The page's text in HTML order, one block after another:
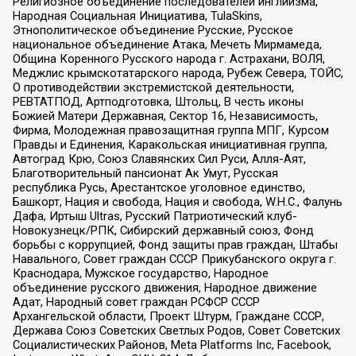
Народная Социальная Инициатива, TulaSkins,
Этнополитическое объединение Русские, Русское
национальное объединение Атака, Мечеть Мирмамеда,
Община Коренного Русского народа г. Астрахани, ВОЛЯ,
Меджлис крымскотатарского народа, Рубеж Севера, ТОЙС,
О противодействии экстремистской деятельности,
РЕВТАТПОД, Артподготовка, Штольц, В честь иконы
Божией Матери Державная, Сектор 16, Независимость,
Фирма, Молодежная правозащитная группа МПГ, Курсом
Правды и Единения, Каракольская инициативная группа,
Автоград Крю, Союз Славянских Сил Руси, Алля-Аят,
Благотворительный пансионат Ак Умут, Русская
республика Русь, Арестантское уголовное единство,
Башкорт, Нация и свобода, Нация и свобода, W.H.С., Фалунь
Дафа, Иртыш Ultras, Русский Патриотический клуб-
Новокузнецк/РПК, Сибирский державный союз, Фонд
борьбы с коррупцией, Фонд защиты прав граждан, Штабы
Навального, Совет граждан СССР Прикубанского округа г.
Краснодара, Мужское государство, Народное
объединение русского движения, Народное движение
Адат, Народный совет граждан РСФСР СССР
Архангельской области, Проект Штурм, Граждане СССР,
Держава Союз Советских Светлых Родов, Совет Советских
Социалистических Районов, Meta Platforms Inc, Facebook,